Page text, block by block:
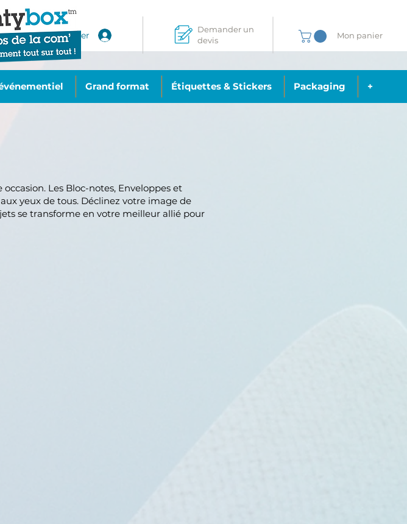
Se connecter
Demander un
devis
Mon panier
Grand format Étiquettes & Stickers Packaging +
Les Bloc-notes, Enveloppes et
yeux de tous. Déclinez votre image de
se transforme en votre meilleur allié pour